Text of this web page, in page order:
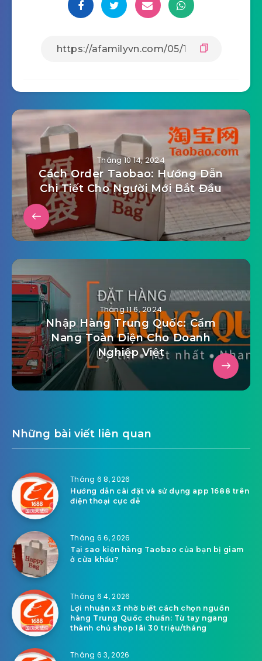
Tháng 10 14, 2024
Cách Order Taobao: Hướng Dẫn
Chi Tiết Cho Người Mới Bắt Đầu
Tháng 11 6, 2024
Nhập Hàng Trung Quốc: Cẩm
Nang Toàn Diện Cho Doanh
Nghiệp Việt
Những bài viết liên quan
Tháng 6 8, 2026
Hướng dẫn cài đặt và sử dụng app 1688 trên
điện thoại cực dễ
Tháng 6 6, 2026
Tại sao kiện hàng Taobao của bạn bị giam
ở cửa khẩu?
Tháng 6 4, 2026
Lợi nhuận x3 nhờ biết cách chọn nguồn
hàng Trung Quốc chuẩn: Từ tay ngang
thành chủ shop lãi 30 triệu/tháng
Tháng 6 3, 2026